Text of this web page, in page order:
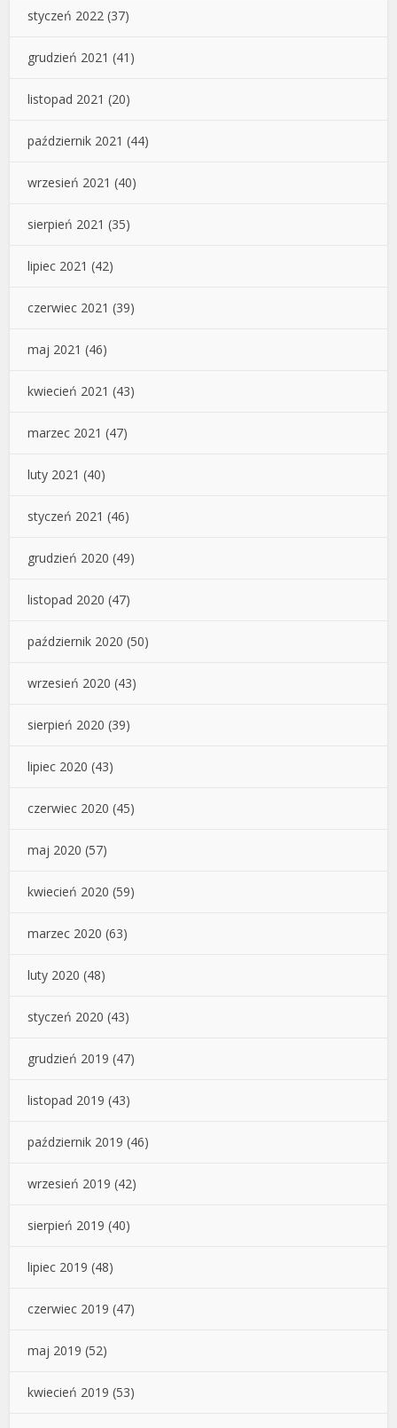
styczeń 2022 (37)
grudzień 2021 (41)
listopad 2021 (20)
październik 2021 (44)
wrzesień 2021 (40)
sierpień 2021 (35)
lipiec 2021 (42)
czerwiec 2021 (39)
maj 2021 (46)
kwiecień 2021 (43)
marzec 2021 (47)
luty 2021 (40)
styczeń 2021 (46)
grudzień 2020 (49)
listopad 2020 (47)
październik 2020 (50)
wrzesień 2020 (43)
sierpień 2020 (39)
lipiec 2020 (43)
czerwiec 2020 (45)
maj 2020 (57)
kwiecień 2020 (59)
marzec 2020 (63)
luty 2020 (48)
styczeń 2020 (43)
grudzień 2019 (47)
listopad 2019 (43)
październik 2019 (46)
wrzesień 2019 (42)
sierpień 2019 (40)
lipiec 2019 (48)
czerwiec 2019 (47)
maj 2019 (52)
kwiecień 2019 (53)